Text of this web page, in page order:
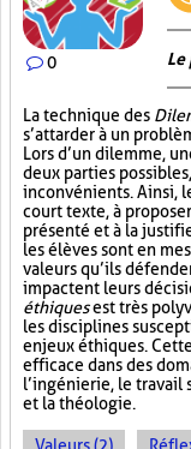
0 Le
La technique des
s’attarder à un
Lors d’un dilemme,
deux parties
inconvénients. Ainsi,
court texte, à
présenté et à la
les élèves sont en
valeurs qu’ils
impactent leurs
éthiquesest très
les disciplines
enjeux éthiques.
efficace dans des
l’ingénierie, le travail
et la théologie.